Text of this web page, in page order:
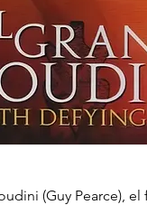
(Guy Pearce),